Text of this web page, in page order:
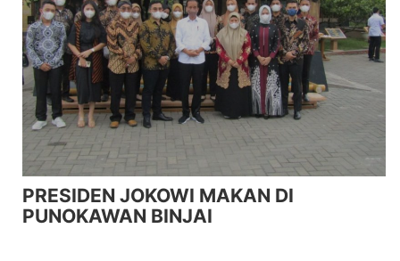
PRESIDEN JOKOWI MAKAN DI
PUNOKAWAN BINJAI